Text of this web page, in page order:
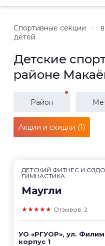
Спортивные секции
детей
Детские
районе
Район
Акции и скидки (1)
ДЕТСКИЙ ФИТНЕС И
ГИМНАСТИКА
Маугли
★★★★★ Отзывов: 2
УО «РГУОР», ул.
корпус 1